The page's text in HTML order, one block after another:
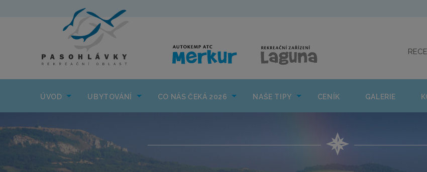
ÚVOD
ÚVOD UBYTOVÁNÍ CO NÁS ČEKÁ 2026 NAŠE TIPY CENÍK GALERIE